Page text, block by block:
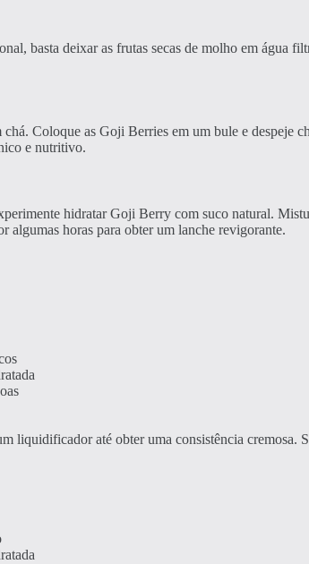
basta deixar as frutas secas de molho em água
Coloque as Goji Berries em um bule e despeje
e nutritivo.
hidratar Goji Berry com suco natural.
algumas horas para obter um lanche revigorante.
liquidificador até obter uma consistência cremosa.